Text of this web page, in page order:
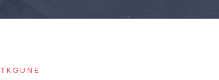
TKGUNE